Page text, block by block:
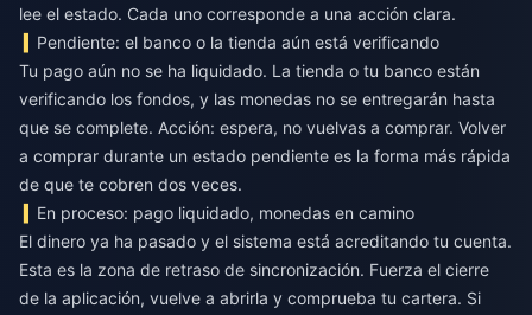
lee el estado. Cada uno corresponde a una acción clara.
Pendiente: el banco o la tienda aún está verificando
Tu pago aún no se ha liquidado. La tienda o tu banco están
verificando los fondos, y las monedas no se entregarán hasta
que se complete. Acción: espera, no vuelvas a comprar. Volver
a comprar durante un estado pendiente es la forma más rápida
de que te cobren dos veces.
En proceso: pago liquidado, monedas en camino
El dinero ya ha pasado y el sistema está acreditando tu cuenta.
Esta es la zona de retraso de sincronización. Fuerza el cierre
de la aplicación, vuelve a abrirla y comprueba tu cartera. Si